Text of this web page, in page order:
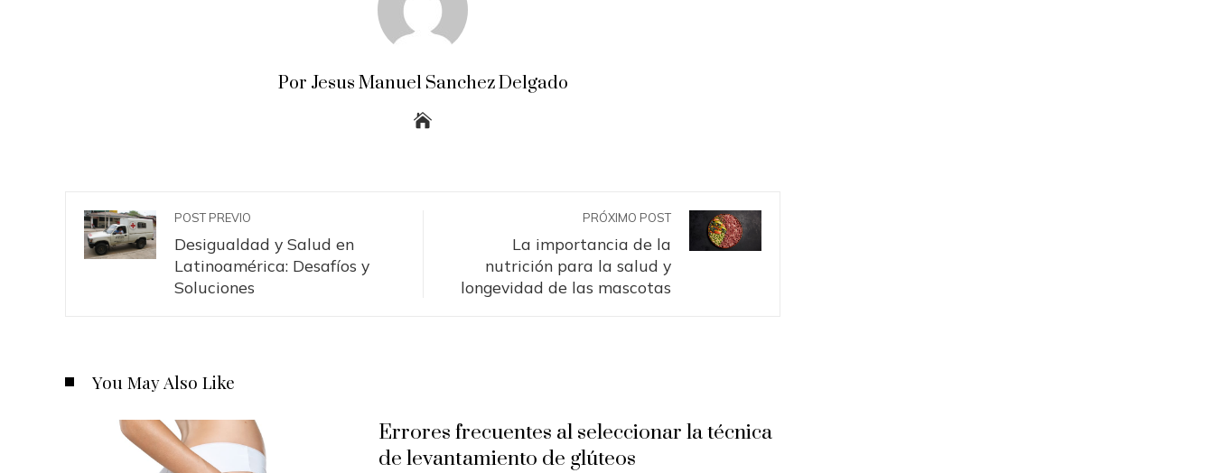
Por Jesus Manuel Sanchez Delgado
POST PREVIO
Desigualdad y Salud en
Latinoamérica: Desafíos y
Soluciones
PRÓXIMO POST
La importancia de la
nutrición para la salud y
longevidad de las mascotas
You May Also Like
Errores frecuentes al seleccionar la técnica
de levantamiento de glúteos